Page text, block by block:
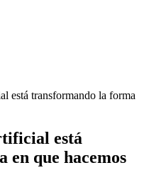
está transformando la forma
está
que hacemos